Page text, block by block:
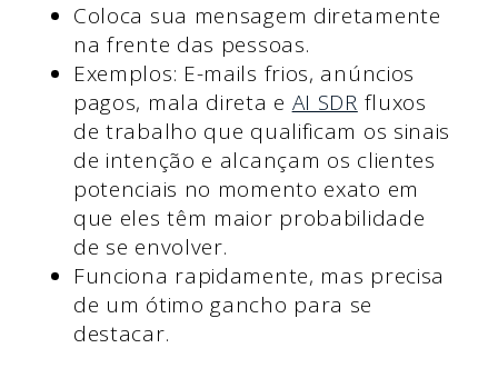
Coloca sua mensagem diretamente
na frente das pessoas.
Exemplos: E-mails frios, anúncios
pagos, mala direta e AI SDR fluxos
de trabalho que qualificam os sinais
de intenção e alcançam os clientes
potenciais no momento exato em
que eles têm maior probabilidade
de se envolver.
Funciona rapidamente, mas precisa
de um ótimo gancho para se
destacar.